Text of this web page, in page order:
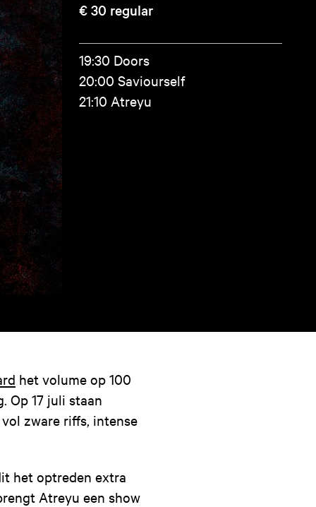
€ 30 regular
19:30 Doors
20:00 Saviourself
21:10 Atreyu
het volume op 100
Op 17 juli staan
zware riffs, intense
het optreden extra
Atreyu een show